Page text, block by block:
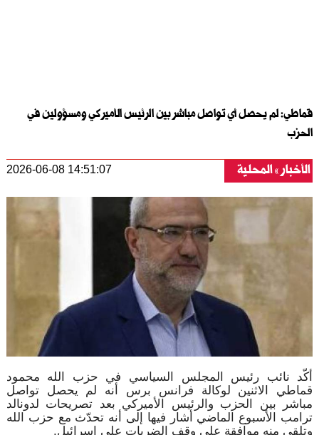
قماطي: لم يحصل أي تواصل مباشر بين الرئيس الأميركي ومسؤولين في
الحزب
الأخبار المحلية 2026-06-08 14:51:07
أكّد نائب رئيس المجلس السياسي في حزب الله محمود
قماطي الاثنين لوكالة فرانس برس أنه لم يحصل تواصل
مباشر بين الحزب والرئيس الأميركي بعد تصريحات لدونالد
ترامب الأسبوع الماضي أشار فيها إلى أنه تحدّث مع حزب الله
وتلقى منه موافقة على وقف الضربات على اسرائيل.